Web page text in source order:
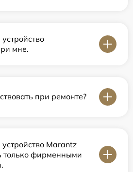
мне.
при ремонте?
Marantz
только фирменными